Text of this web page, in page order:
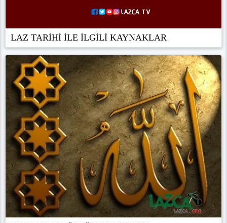
LAZ TARİHİ İLE İLGİLİ KAYNAKLAR